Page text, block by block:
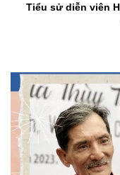
Tiểu sử diễn viên